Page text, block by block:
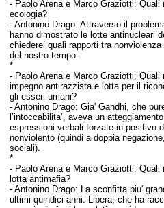
- Paolo Arena e Marco Graziotti: Quali
ecologia?
- Antonino Drago: Attraverso il
hanno dimostrato le lotte antinucleari
chiederei quali rapporti tra
del nostro tempo.
*
- Paolo Arena e Marco Graziotti: Quali
impegno antirazzista e lotta per il
gli esseri umani?
- Antonino Drago: Gia' Gandhi, che
l’intoccabilita’, aveva un
espressioni verbali forzate in positivo
nonviolento (quindi a doppia
sociali).
*
- Paolo Arena e Marco Graziotti: Quali
lotta antimafia?
- Antonino Drago: La sconfitta piu'
ultimi quindici anni. Libera, che ha